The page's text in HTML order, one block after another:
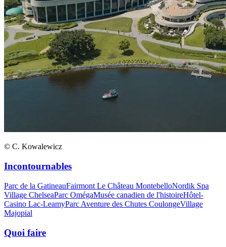
© C. Kowalewicz
Incontournables
Parc de la GatineauFairmont Le Château MontebelloNordik Spa
Village ChelseaParc OmégaMusée canadien de l'histoireHôtel-
Casino Lac-LeamyParc Aventure des Chutes CoulongeVillage
Majopial
Quoi faire